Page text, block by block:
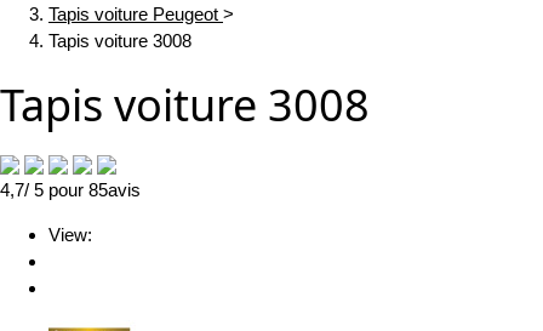
Tapis voiture Peugeot >
Tapis voiture 3008
Tapis voiture 3008
4,7/ 5 pour 85avis
View: